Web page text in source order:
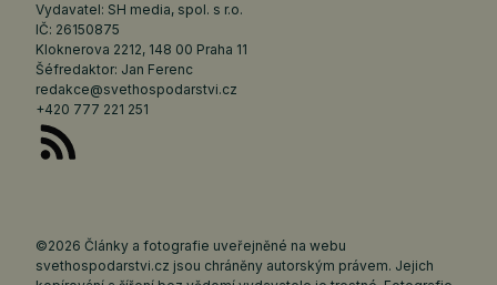
Vydavatel: SH media, spol. s r.o.
IČ: 26150875
Kloknerova 2212, 148 00 Praha 11
Šéfredaktor: Jan Ferenc
redakce@svethospodarstvi.cz
+420 777 221 251
©2026 Články a fotografie uveřejněné na webu
svethospodarstvi.cz jsou chráněny autorským právem. Jejich